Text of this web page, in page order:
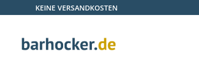
Hauptinhalt springen
Zur Suche springen
Zur Hauptnavigation springen
KEINE VERSANDKOSTEN